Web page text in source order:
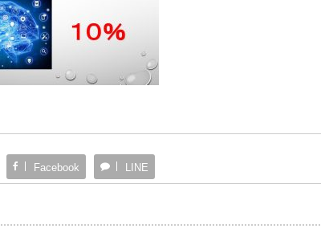
Facebook LINE